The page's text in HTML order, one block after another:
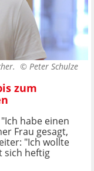
© Peter Schulze
zum
habe einen
Frau gesagt,
"Ich wollte
sich heftig